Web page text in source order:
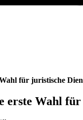
für juristische
Wahl